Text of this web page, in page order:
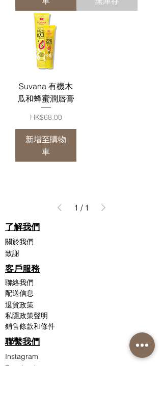
Suvana 有機木
瓜和蜂蜜潤唇膏
價格
HK$68.00
新增至購物
車
1 / 1
了解我們
關於我們
致謝
客戶服務
聯絡我們
配送信息
退貨政策
私隱政策聲明
銷售條款和條件
聯繫我們
Instagram
Facebook